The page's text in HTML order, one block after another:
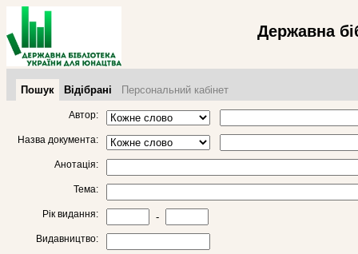
Державна
Пошук Відібрані Персональний кабінет
Автор:
Назва документа:
Анотація:
Тема:
Рік видання: -
Видавництво: